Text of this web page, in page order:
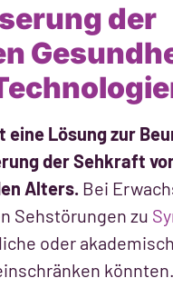
der
eine Lösung zur
der Sehkraft
Alters. Bei
Sehstörungen zu
oder
könnten.